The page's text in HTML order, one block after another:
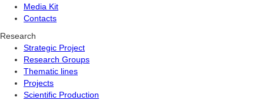
Media Kit
Contacts
Research
Strategic Project
Research Groups
Thematic lines
Projects
Scientific Production